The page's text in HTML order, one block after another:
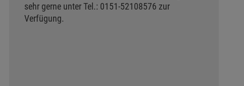
sehr gerne unter Tel.: 0151-52108576 zur
Verfügung.